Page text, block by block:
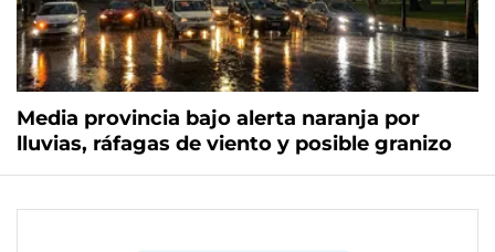
Media provincia bajo alerta naranja por
lluvias, ráfagas de viento y posible granizo